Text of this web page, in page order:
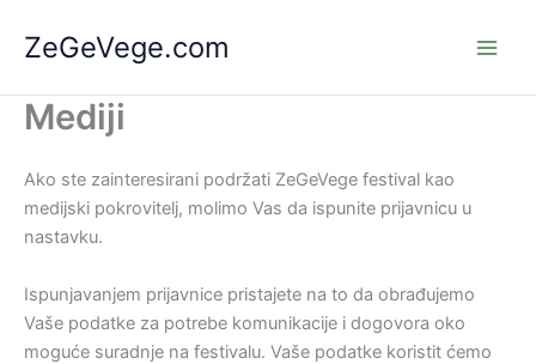
ZeGeVege.com
Mediji
Ako ste zainteresirani podržati ZeGeVege festival kao
medijski pokrovitelj, molimo Vas da ispunite prijavnicu u
nastavku.
Ispunjavanjem prijavnice pristajete na to da obrađujemo
Vaše podatke za potrebe komunikacije i dogovora oko
moguće suradnje na festivalu. Vaše podatke koristit ćemo